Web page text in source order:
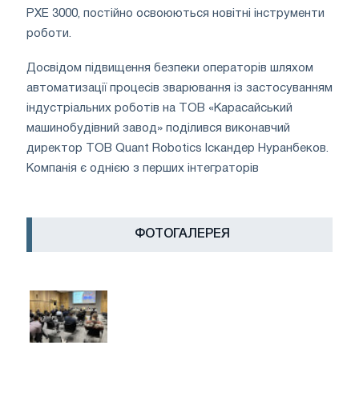
PXE 3000, постійно освоюються новітні інструменти
роботи.
Досвідом підвищення безпеки операторів шляхом
автоматизації процесів зварювання із застосуванням
індустріальних роботів на ТОВ «Карасайський
машинобудівний завод» поділився виконавчий
директор ТОВ Quant Robotics Іскандер Нуранбеков.
Компанія є однією з перших інтеграторів
ФОТОГАЛЕРЕЯ